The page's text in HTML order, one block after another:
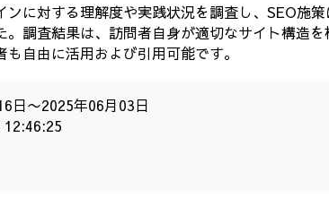
ンに対する理解度や実践状況を調査し、SEO施
。調査結果は、訪問者自身が適切なサイト構造
自由に活用および引用可能です。
日〜2025年06月03日